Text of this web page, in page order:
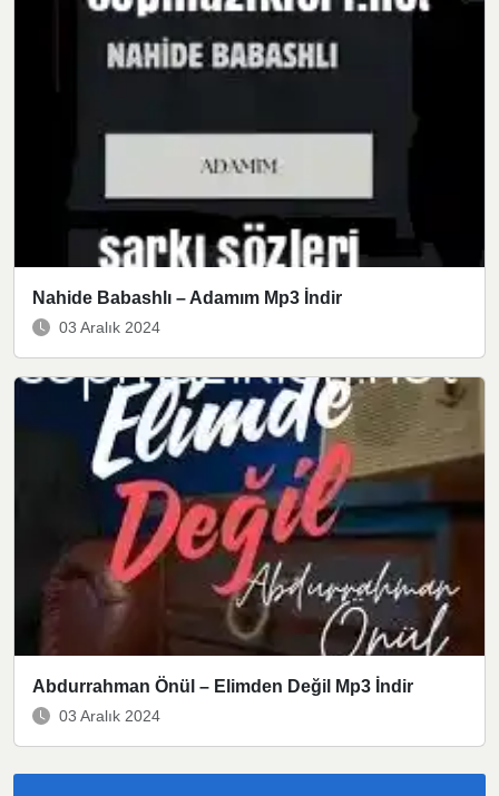
Nahide Babashlı – Adamım Mp3 İndir
03 Aralık 2024
Abdurrahman Önül – Elimden Değil Mp3 İndir
03 Aralık 2024